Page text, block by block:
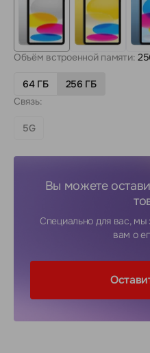
Объём встроенной памяти:
64 ГБ
256 ГБ
Связь:
5G
Вы можете
Специально для вас,
вам о